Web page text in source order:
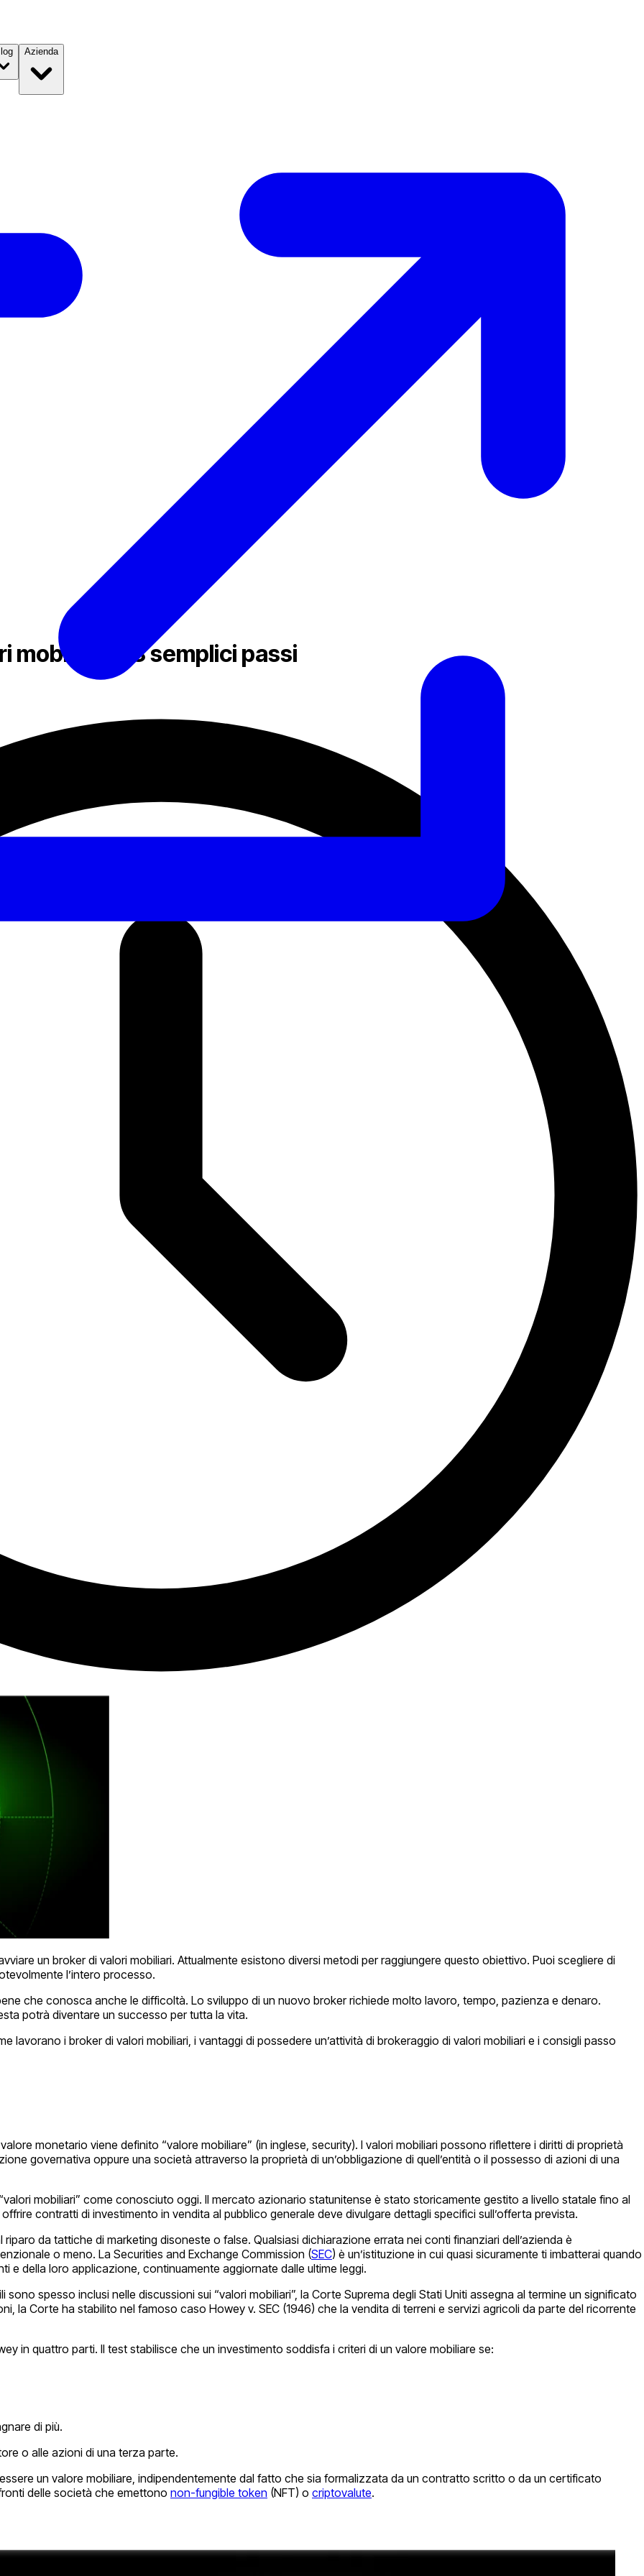
Azienda
mobiliari in 8 semplici passi
un broker di valori mobiliari. Attualmente esistono diversi metodi per raggiungere questo obiettivo. Puoi scegliere di
l’intero processo.
che conosca anche le difficoltà. Lo sviluppo di un nuovo broker richiede molto lavoro, tempo, pazienza e denaro.
potrà diventare un successo per tutta la vita.
lavorano i broker di valori mobiliari, i vantaggi di possedere un’attività di brokeraggio di valori mobiliari e i consigli passo
monetario viene definito “valore mobiliare” (in inglese, security). I valori mobiliari possono riflettere i diritti di proprietà
governativa oppure una società attraverso la proprietà di un’obbligazione di quell’entità o il possesso di azioni di una
mobiliari” come conosciuto oggi. Il mercato azionario statunitense è stato storicamente gestito a livello statale fino al
contratti di investimento in vendita al pubblico generale deve divulgare dettagli specifici sull’offerta prevista.
da tattiche di marketing disoneste o false. Qualsiasi dichiarazione errata nei conti finanziari dell’azienda è
o meno. La Securities and Exchange Commission (SEC) è un’istituzione in cui quasi sicuramente ti imbatterai quando
e della loro applicazione, continuamente aggiornate dalle ultime leggi.
spesso inclusi nelle discussioni sui “valori mobiliari”, la Corte Suprema degli Stati Uniti assegna al termine un significato
la Corte ha stabilito nel famoso caso Howey v. SEC (1946) che la vendita di terreni e servizi agricoli da parte del ricorrente
in quattro parti. Il test stabilisce che un investimento soddisfa i criteri di un valore mobiliare se:
di più.
o alle azioni di una terza parte.
un valore mobiliare, indipendentemente dal fatto che sia formalizzata da un contratto scritto o da un certificato
delle società che emettono non-fungible token (NFT) o criptovalute.